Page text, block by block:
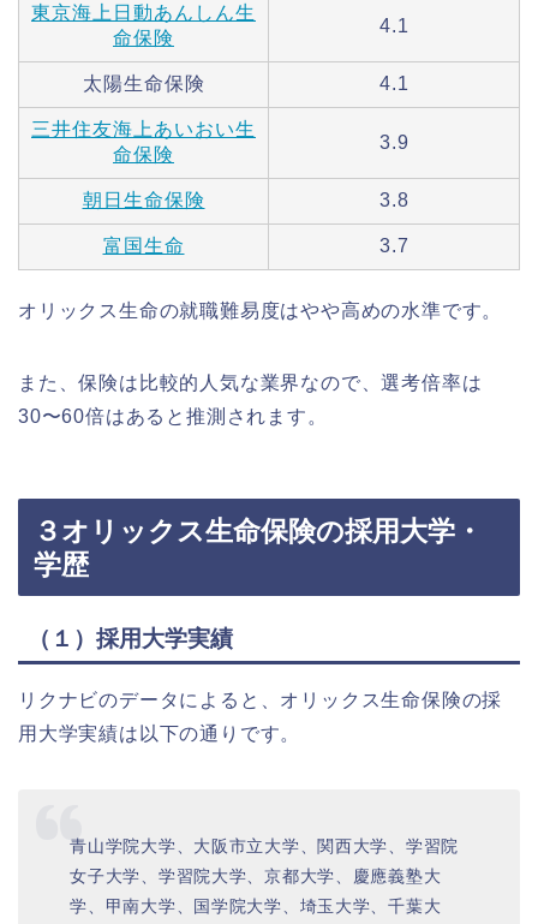
東京海上日動あんしん生
命保険
4.1
太陽生命保険 4.1
三井住友海上あいおい生
命保険
3.9
朝日生命保険 3.8
富国生命 3.7
オリックス生命の就職難易度はやや高めの水準です。
また、保険は比較的人気な業界なので、選考倍率は
30〜60倍はあると推測されます。
３オリックス生命保険の採用大学・
学歴
（１）採用大学実績
リクナビのデータによると、オリックス生命保険の採
用大学実績は以下の通りです。
青山学院大学、大阪市立大学、関西大学、学習院
女子大学、学習院大学、京都大学、慶應義塾大
学、甲南大学、国学院大学、埼玉大学、千葉大